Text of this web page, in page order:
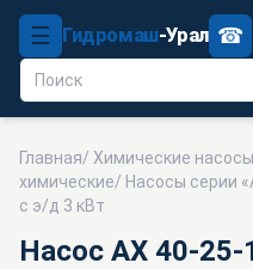
☰ Гидромаш-Урал ☎
Главная/ Химические насосы
химические/ Насосы серии
с э/д 3 кВт
Насос АХ 40-